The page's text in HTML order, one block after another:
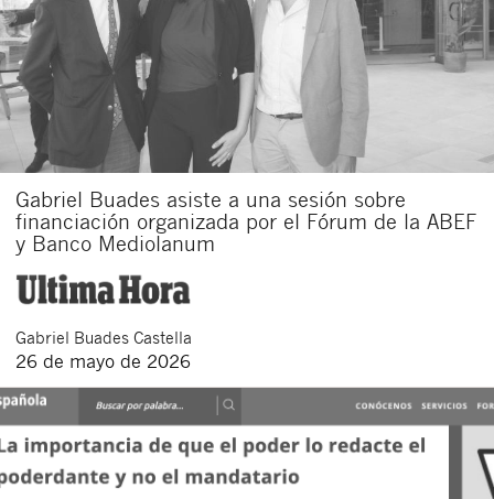
Gabriel Buades asiste a una sesión sobre
financiación organizada por el Fórum de la ABEF
y Banco Mediolanum
Gabriel Buades Castella
26 de mayo de 2026